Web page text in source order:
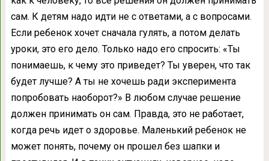
сам. К детям надо идти не с ответами, а с вопросами.
Если ребенок хочет сначала гулять, а потом делать
уроки, это его дело. Только надо его спросить: «Ты
понимаешь, к чему это приведет? Ты уверен, что так
будет лучше? А ты не хочешь ради эксперимента
попробовать наоборот?» В любом случае решение
должен принимать он сам. Правда, это не работает,
когда речь идет о здоровье. Маленький ребенок не
может понять, почему он прошел без шапки и